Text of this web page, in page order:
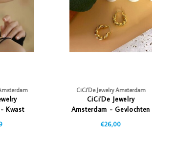
Kwast
CiCi'De Jewelry Amsterdam
CiCi'De Jewelry
Amsterdam - Gevlochten
€26,00